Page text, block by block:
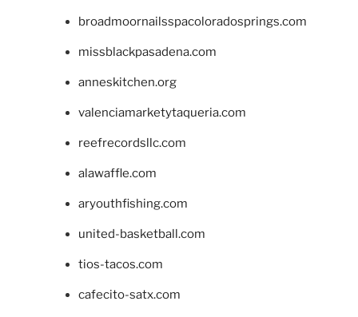
broadmoornailsspacoloradosprings.com
missblackpasadena.com
anneskitchen.org
valenciamarketytaqueria.com
reefrecordsllc.com
alawaffle.com
aryouthfishing.com
united-basketball.com
tios-tacos.com
cafecito-satx.com